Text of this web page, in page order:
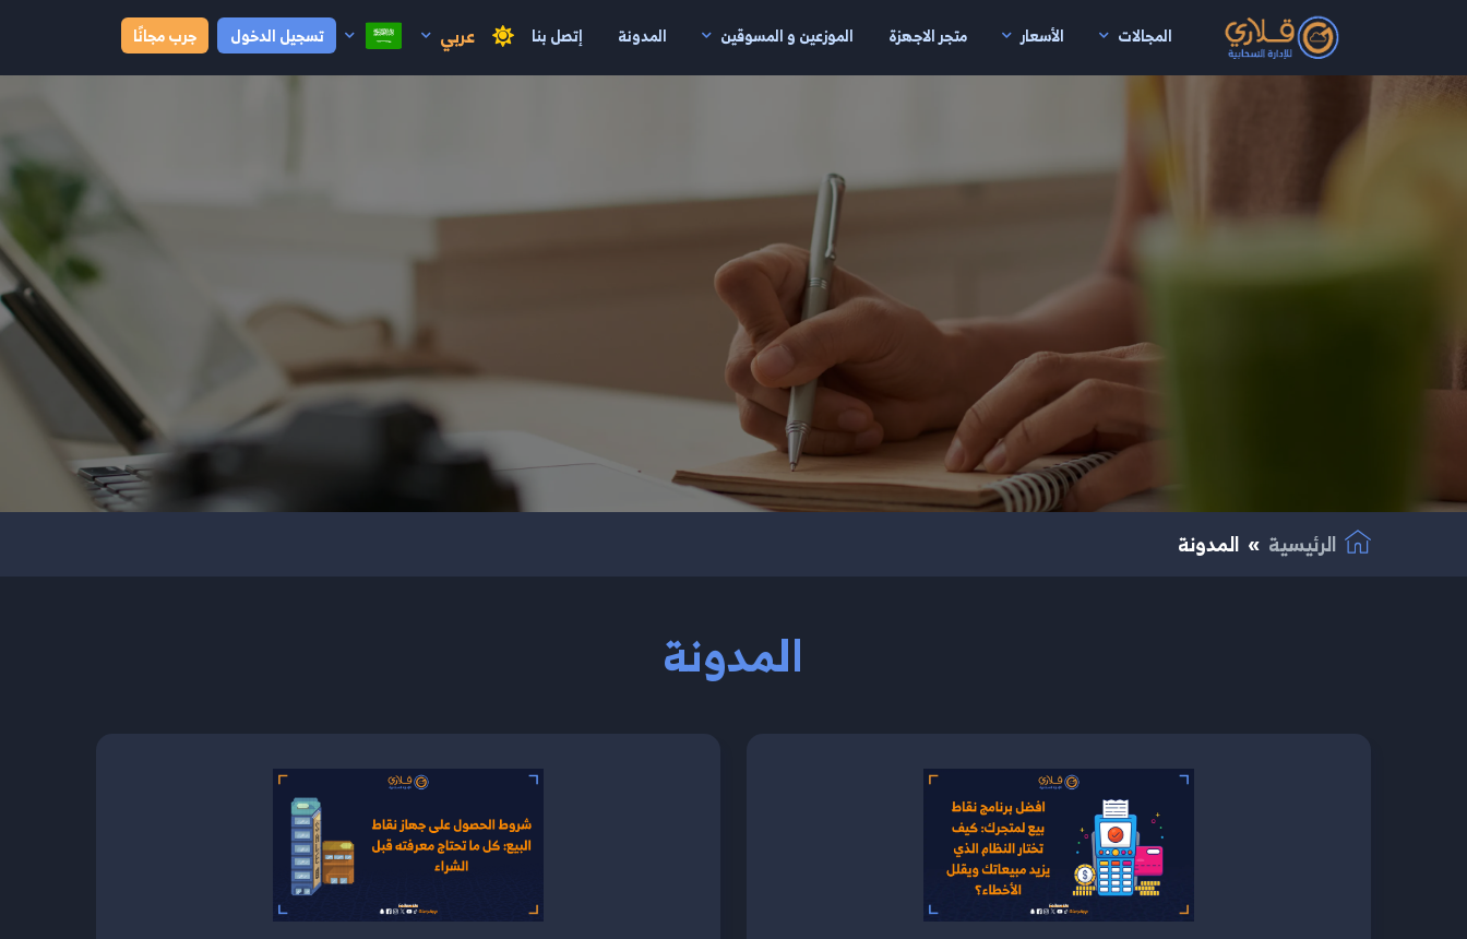
المجالات الأسعار متجر الاجهزة الموزعين و المسوقين المدونة إتصل بنا عربي تسجيل الدخول جرب مجانًا
انتقال إلى المحتوى الرئيسي
الرئيسية المدونة
المدونة